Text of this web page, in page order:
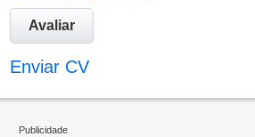
Avaliar
Enviar CV